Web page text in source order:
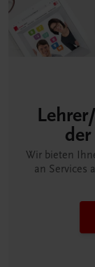
Wir bieten
an Services